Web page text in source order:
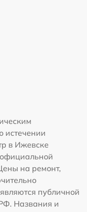
истечении
в Ижевске
на ремонт,
публичной
Названия и